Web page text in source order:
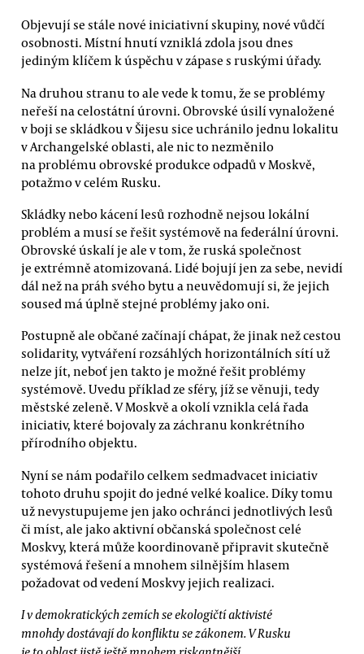
Objevují se stále nové iniciativní skupiny, nové vůdčí
osobnosti. Místní hnutí vzniklá zdola jsou dnes
jediným klíčem k úspěchu v zápase s ruskými úřady.
Na druhou stranu to ale vede k tomu, že se problémy
neřeší na celostátní úrovni. Obrovské úsilí vynaložené
v boji se skládkou v Šijesu sice uchránilo jednu lokalitu
v Archangelské oblasti, ale nic to nezměnilo
na problému obrovské produkce odpadů v Moskvě,
potažmo v celém Rusku.
Skládky nebo kácení lesů rozhodně nejsou lokální
problém a musí se řešit systémově na federální úrovni.
Obrovské úskalí je ale v tom, že ruská společnost
je extrémně atomizovaná. Lidé bojují jen za sebe, nevidí
dál než na práh svého bytu a neuvědomují si, že jejich
soused má úplně stejné problémy jako oni.
Postupně ale občané začínají chápat, že jinak než cestou
solidarity, vytváření rozsáhlých horizontálních sítí už
nelze jít, neboť jen takto je možné řešit problémy
systémově. Uvedu příklad ze sféry, jíž se věnuji, tedy
městské zeleně. V Moskvě a okolí vznikla celá řada
iniciativ, které bojovaly za záchranu konkrétního
přírodního objektu.
Nyní se nám podařilo celkem sedmadvacet iniciativ
tohoto druhu spojit do jedné velké koalice. Díky tomu
už nevystupujeme jen jako ochránci jednotlivých lesů
či míst, ale jako aktivní občanská společnost celé
Moskvy, která může koordinovaně připravit skutečně
systémová řešení a mnohem silnějším hlasem
požadovat od vedení Moskvy jejich realizaci.
I v demokratických zemích se ekologičtí aktivisté
mnohdy dostávají do konfliktu se zákonem. V Rusku